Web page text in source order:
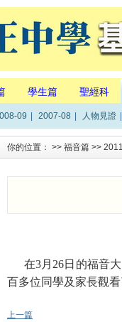
學生篇 聖經科
09 2007-08 人物見證
你的位置： >> 福音篇 >>
在3月 26日 的福音
百多位同學及家長觀
上一篇